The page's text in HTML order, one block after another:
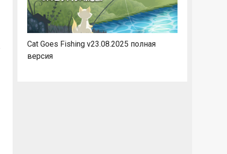
Cat Goes Fishing v23.08.2025 полная
версия